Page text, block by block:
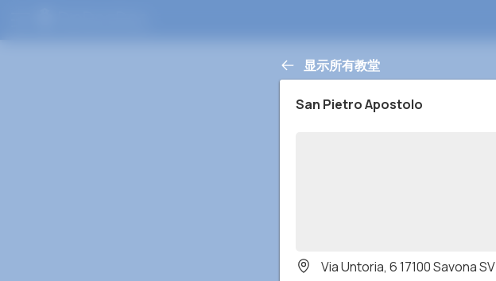
显示所有教堂
San Pietro Apostolo
Via Untoria, 6 17100 Savona SV